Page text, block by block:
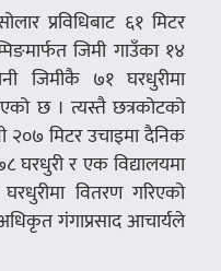
प्रविधिबाट ६१ मिटर
जिमी गाउँका १४
जिमीकै ७१ घरधुरीमा
छ । त्यस्तै छत्रकोटको
२०७ मिटर उचाइमा दैनिक
घरधुरी र एक विद्यालयमा
वितरण गरिएको
अधिकृत गंगाप्रसाद आचार्यले